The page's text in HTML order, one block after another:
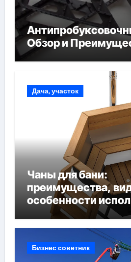
Обзор и
Дача, участок
Чаны для бани:
преимущества,
особенности
Бизнес советник